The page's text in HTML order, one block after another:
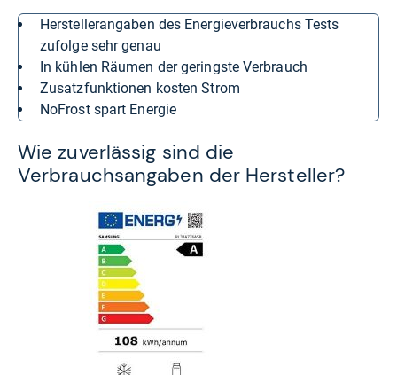
Herstellerangaben des Energieverbrauchs Tests
zufolge sehr genau
In kühlen Räumen der geringste Verbrauch
Zusatzfunktionen kosten Strom
NoFrost spart Energie
Wie zuverlässig sind die
Verbrauchsangaben der Hersteller?